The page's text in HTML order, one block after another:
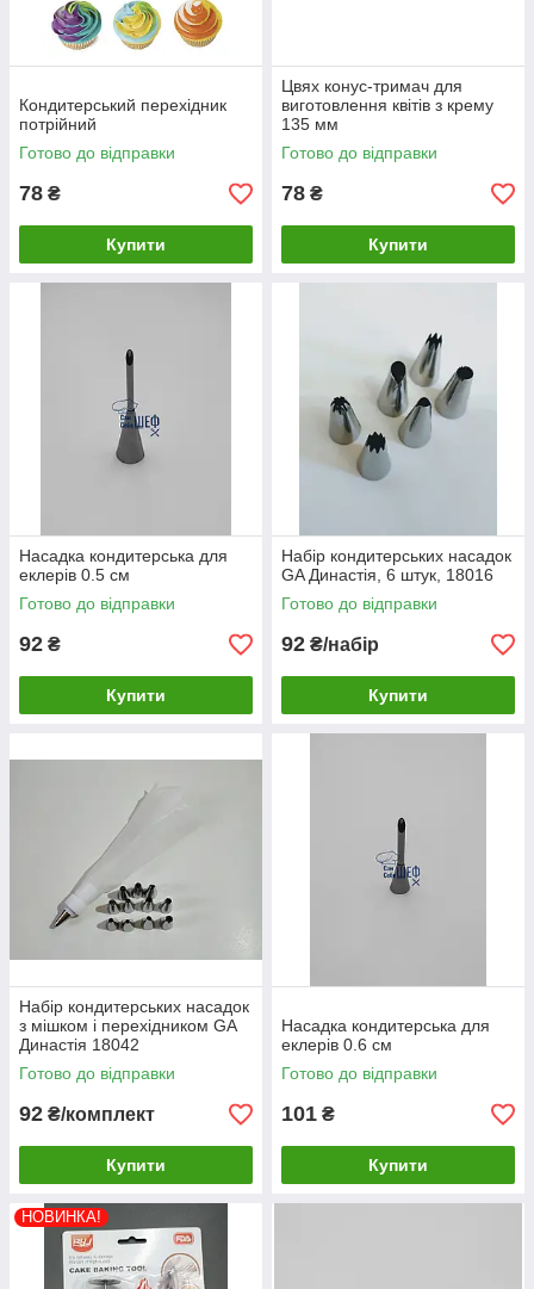
Кондитерський перехідник
потрійний
Готово до відправки
78 ₴
Купити
Цвях конус-тримач для
виготовлення квітів з крему
135 мм
Готово до відправки
78 ₴
Купити
Насадка кондитерська для
еклерів 0.5 см
Готово до відправки
92 ₴
Купити
Набір кондитерських насадок
GA Династія, 6 штук, 18016
Готово до відправки
92 ₴/набір
Купити
Набір кондитерських насадок
з мішком і перехідником GA
Династія 18042
Готово до відправки
92 ₴/комплект
Купити
Насадка кондитерська для
еклерів 0.6 см
Готово до відправки
101 ₴
Купити
НОВИНКА!